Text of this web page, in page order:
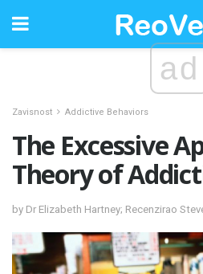
ad
Zavisnost Addictive Behaviors
The Excessive
Theory of
by Dr Elizabeth Hartney; Recenzirao